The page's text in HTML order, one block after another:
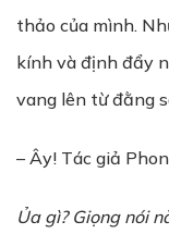
thảo của mình.
kính và định đẩy
vang lên từ đằng
– Ây! Tác giả
Ủa gì? Giọng nói